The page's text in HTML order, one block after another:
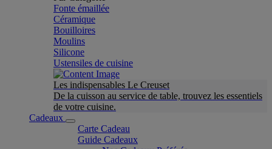
Fonte émaillée
Céramique
Bouilloires
Moulins
Silicone
Ustensiles de cuisine
Les indispensables Le Creuset
De la cuisson au service de table, trouvez les essentiels
de votre cuisine.
Cadeaux
Carte Cadeau
Guide Cadeaux